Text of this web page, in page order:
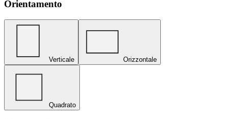
Orientamento
Verticale Orizzontale
Quadrato